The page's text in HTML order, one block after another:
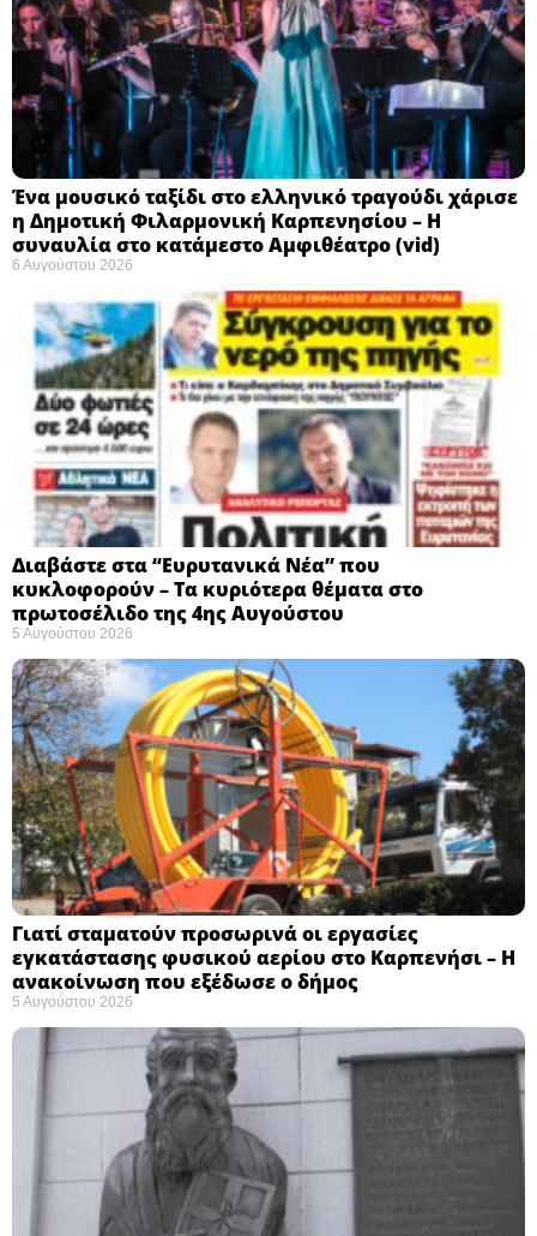
Ένα μουσικό ταξίδι στο ελληνικό τραγούδι χάρισε
η Δημοτική Φιλαρμονική Καρπενησίου – Η
συναυλία στο κατάμεστο Αμφιθέατρο (vid)
6 Αυγούστου 2026
Διαβάστε στα “Ευρυτανικά Νέα” που
κυκλοφορούν – Τα κυριότερα θέματα στο
πρωτοσέλιδο της 4ης Αυγούστου
5 Αυγούστου 2026
Γιατί σταματούν προσωρινά οι εργασίες
εγκατάστασης φυσικού αερίου στο Καρπενήσι – Η
ανακοίνωση που εξέδωσε ο δήμος
5 Αυγούστου 2026